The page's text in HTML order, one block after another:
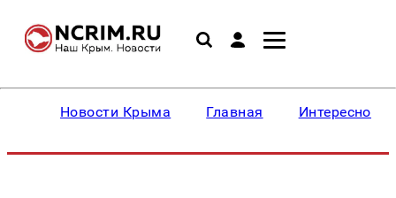
Новости Крыма Главная Интересное